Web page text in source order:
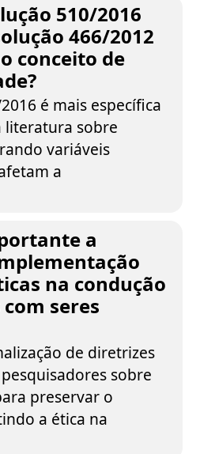
510/2016
466/2012
conceito de
é mais específica
literatura sobre
variáveis
a
a
na condução
seres
de diretrizes
sobre
preservar o
a ética na